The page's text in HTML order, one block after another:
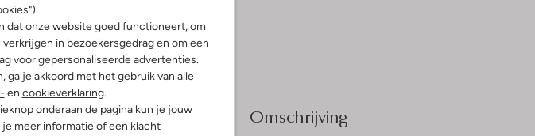
dat onze website goed functioneert, om
in bezoekersgedrag en om een
voor gepersonaliseerde advertenties.
ga je akkoord met het gebruik van alle
en cookieverklaring.
onderaan de pagina kun je jouw
meer informatie of een klacht
Wasvoorschriften Omschrijving